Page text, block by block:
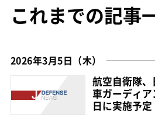
これまでの記事
2026年3月5日（木）
航空自衛隊
車ガーディ
日に実施予定